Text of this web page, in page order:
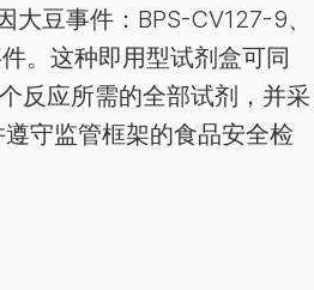
豆事件：BPS-CV127-9、
。这种即用型试剂盒可同
反应所需的全部试剂，并采
守监管框架的食品安全检